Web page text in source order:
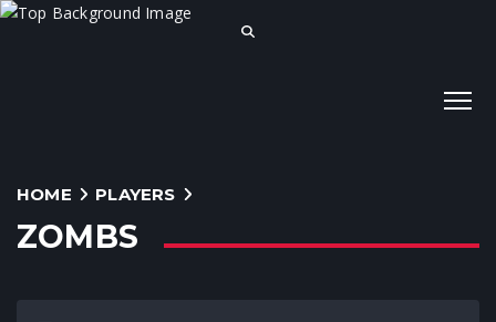
HOME PLAYERS
ZOMBS